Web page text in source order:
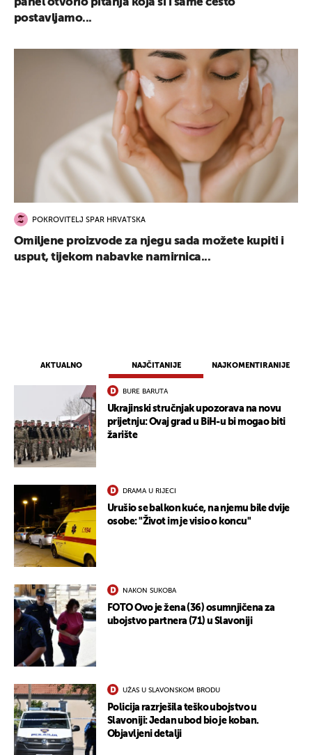
AKTUALNO NAJČITANIJE NAJKOMENTIRANIJE
BURE BARUTA
Ukrajinski stručnjak upozorava na novu
prijetnju: Ovaj grad u BiH-u bi mogao biti
žarište
DRAMA U RIJECI
Urušio se balkon kuće, na njemu bile dvije
osobe: "Život im je visio o koncu"
NAKON SUKOBA
FOTO Ovo je žena (36) osumnjičena za
ubojstvo partnera (71) u Slavoniji
UŽAS U SLAVONSKOM BRODU
Policija razrješila teško ubojstvo u
Slavoniji: Jedan ubod bio je koban.
Objavljeni detalji
postavljamo...
POKROVITELJ SPAR HRVATSKA
Omiljene proizvode za njegu sada možete kupiti i
usput, tijekom nabavke namirnica...